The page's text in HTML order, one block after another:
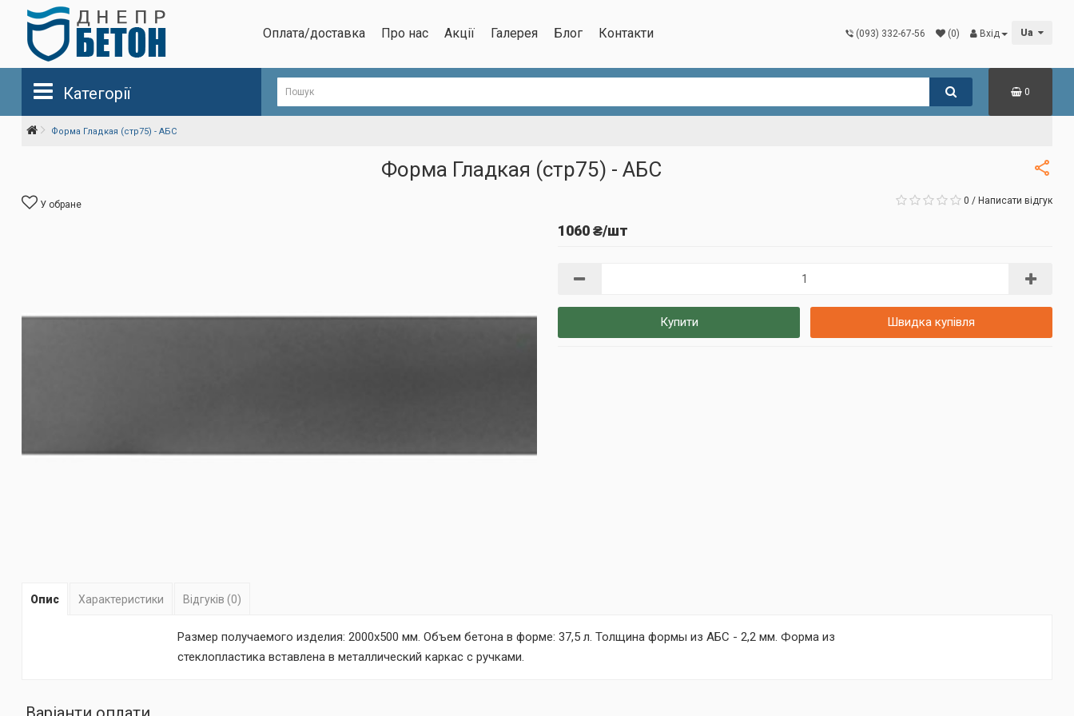
Оплата/доставка Про нас Акції Галерея Блог Контакти (093) 332-67-56 (0) Вхід Ua
Категорії 0
Форма Гладкая (стр75) - АБС
Форма Гладкая (стр75) - АБС
У обране 0 / Написати відгук
1060 ₴/шт
Купити Швидка купівля
Опис Характеристики Відгуків (0)
Размер получаемого изделия: 2000х500 мм. Объем бетона в форме: 37,5 л. Толщина формы из АБС - 2,2 мм. Форма из
стеклопластика вставлена в металлический каркас с ручками.